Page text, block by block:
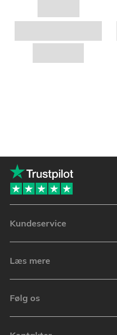
Kundeservice
Læs mere
Følg os